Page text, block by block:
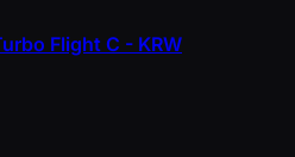
Flight C - KRW